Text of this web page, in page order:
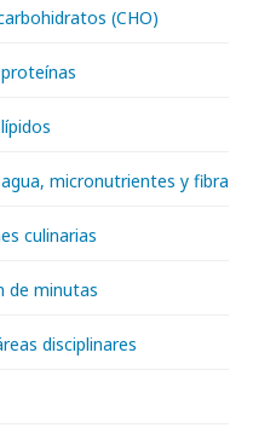
(CHO)
micronutrientes y fibra
culinarias
de minutas
disciplinares